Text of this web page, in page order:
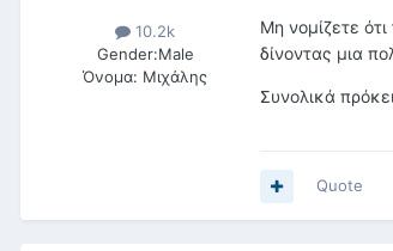
10.2k
Gender:Male
Όνομα: Μιχάλης
Μη νομίζετε
δίνοντας μια
Συνολικά
Quote